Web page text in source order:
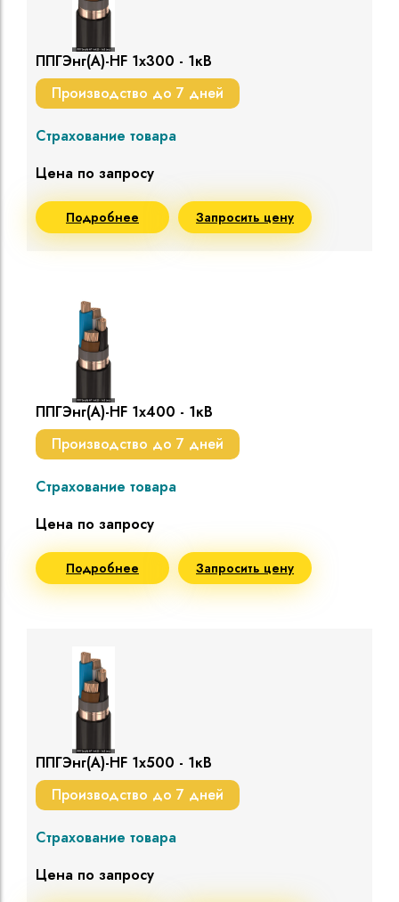
ППГЭнг(A)-HF 1х300 - 1кВ
Производство до 7 дней
Страхование товара
Цена по запросу
Подробнее Запросить цену
ППГЭнг(A)-HF 1х400 - 1кВ
Производство до 7 дней
Страхование товара
Цена по запросу
Подробнее Запросить цену
ППГЭнг(A)-HF 1х500 - 1кВ
Производство до 7 дней
Страхование товара
Цена по запросу